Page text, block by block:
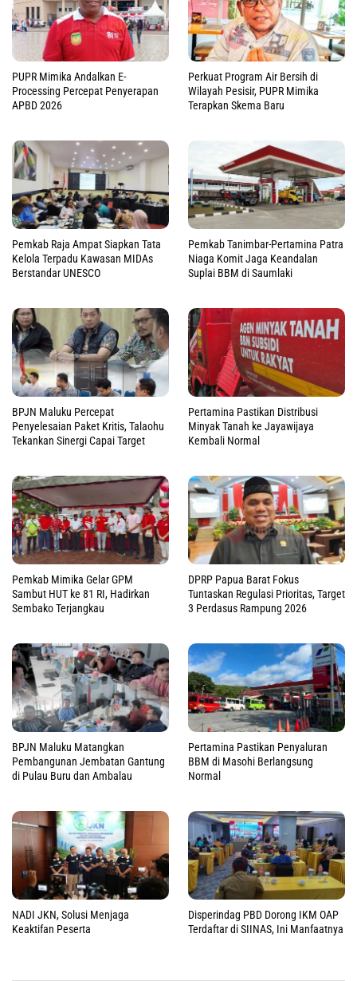
PUPR Mimika Andalkan E-
Processing Percepat Penyerapan
APBD 2026
Perkuat Program Air Bersih di
Wilayah Pesisir, PUPR Mimika
Terapkan Skema Baru
Pemkab Raja Ampat Siapkan Tata
Kelola Terpadu Kawasan MIDAs
Berstandar UNESCO
Pemkab Tanimbar-Pertamina Patra
Niaga Komit Jaga Keandalan
Suplai BBM di Saumlaki
BPJN Maluku Percepat
Penyelesaian Paket Kritis, Talaohu
Tekankan Sinergi Capai Target
Pertamina Pastikan Distribusi
Minyak Tanah ke Jayawijaya
Kembali Normal
Pemkab Mimika Gelar GPM
Sambut HUT ke 81 RI, Hadirkan
Sembako Terjangkau
DPRP Papua Barat Fokus
Tuntaskan Regulasi Prioritas, Target
3 Perdasus Rampung 2026
BPJN Maluku Matangkan
Pembangunan Jembatan Gantung
di Pulau Buru dan Ambalau
Pertamina Pastikan Penyaluran
BBM di Masohi Berlangsung
Normal
NADI JKN, Solusi Menjaga
Keaktifan Peserta
Disperindag PBD Dorong IKM OAP
Terdaftar di SIINAS, Ini Manfaatnya